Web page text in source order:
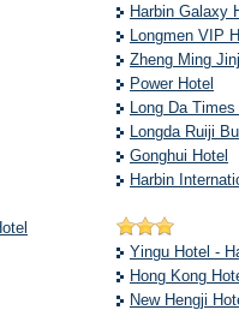
Harbin Galaxy
Longmen VIP
Zheng Ming
Power Hotel
Long Da
Longda Ruiji
Gonghui Hotel
Harbin
Yingu Hotel -
Hong Kong
New Hengji